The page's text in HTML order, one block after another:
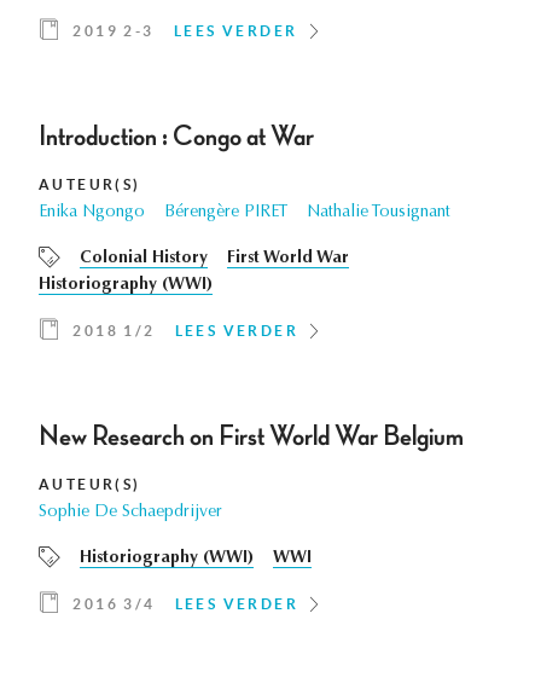
2019 2-3 LEES VERDER
Introduction : Congo at War
AUTEUR(S)
Enika Ngongo Bérengère PIRET Nathalie Tousignant
Colonial History
First World War
Historiography (WWI)
2018 1/2 LEES VERDER
New Research on First World War Belgium
AUTEUR(S)
Sophie De Schaepdrijver
Historiography (WWI) WWI
2016 3/4 LEES VERDER